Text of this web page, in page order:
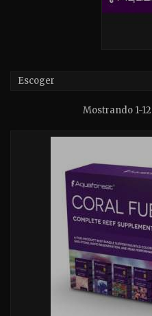
Escoger
Mostrando 1-